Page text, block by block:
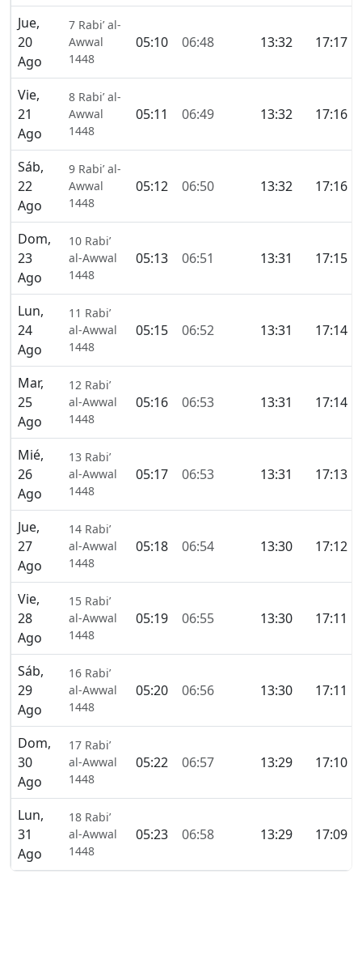
Jue,
20
Ago
7 Rabi’ al-
Awwal
1448
05:10 06:48 13:32 17:17
Vie,
21
Ago
8 Rabi’ al-
Awwal
1448
05:11 06:49 13:32 17:16
Sáb,
22
Ago
9 Rabi’ al-
Awwal
1448
05:12 06:50 13:32 17:16
Dom,
23
Ago
10 Rabi’
al-Awwal
1448
05:13 06:51 13:31 17:15
Lun,
24
Ago
11 Rabi’
al-Awwal
1448
05:15 06:52 13:31 17:14
Mar,
25
Ago
12 Rabi’
al-Awwal
1448
05:16 06:53 13:31 17:14
Mié,
26
Ago
13 Rabi’
al-Awwal
1448
05:17 06:53 13:31 17:13
Jue,
27
Ago
14 Rabi’
al-Awwal
1448
05:18 06:54 13:30 17:12
Vie,
28
Ago
15 Rabi’
al-Awwal
1448
05:19 06:55 13:30 17:11
Sáb,
29
Ago
16 Rabi’
al-Awwal
1448
05:20 06:56 13:30 17:11
Dom,
30
Ago
17 Rabi’
al-Awwal
1448
05:22 06:57 13:29 17:10
Lun,
31
Ago
18 Rabi’
al-Awwal
1448
05:23 06:58 13:29 17:09